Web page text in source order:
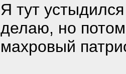
Я тут
делаю, но
махровый